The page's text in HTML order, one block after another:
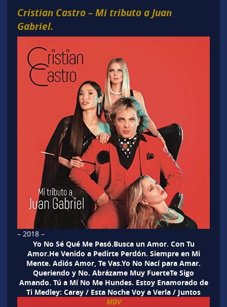
Cristian Castro – Mi tributo a Juan
Gabriel.
– 2018 –
Yo No Sé Qué Me Pasó.Busca un Amor. Con Tu
Amor.He Venido a Pedirte Perdón. Siempre en Mi
Mente. Adiós Amor, Te Vas.Yo No Nací para Amar.
Queriendo y No. Abrázame Muy FuerteTe Sigo
Amando. Tú a Mí No Me Hundes. Estoy Enamorado de
Ti Medley: Caray / Esta Noche Voy a Verla / Juntos
MDV